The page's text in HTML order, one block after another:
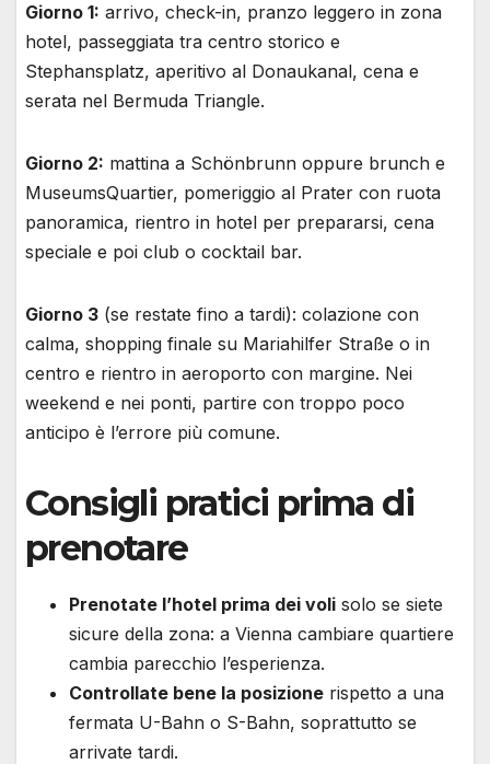
Giorno 1: arrivo, check-in, pranzo leggero in zona
hotel, passeggiata tra centro storico e
Stephansplatz, aperitivo al Donaukanal, cena e
serata nel Bermuda Triangle.
Giorno 2: mattina a Schönbrunn oppure brunch e
MuseumsQuartier, pomeriggio al Prater con ruota
panoramica, rientro in hotel per prepararsi, cena
speciale e poi club o cocktail bar.
Giorno 3 (se restate fino a tardi): colazione con
calma, shopping finale su Mariahilfer Straße o in
centro e rientro in aeroporto con margine. Nei
weekend e nei ponti, partire con troppo poco
anticipo è l’errore più comune.
Consigli pratici prima di
prenotare
Prenotate l’hotel prima dei voli solo se siete
sicure della zona: a Vienna cambiare quartiere
cambia parecchio l’esperienza.
Controllate bene la posizione rispetto a una
fermata U-Bahn o S-Bahn, soprattutto se
arrivate tardi.